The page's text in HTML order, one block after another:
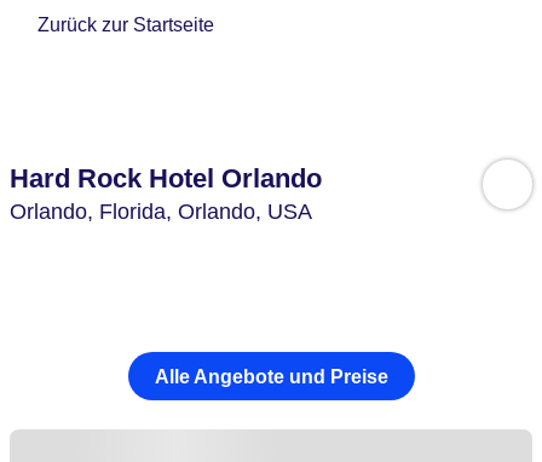
Zurück zur Startseite
Hard Rock Hotel Orlando
Orlando, Florida, Orlando, USA
Alle Angebote und Preise